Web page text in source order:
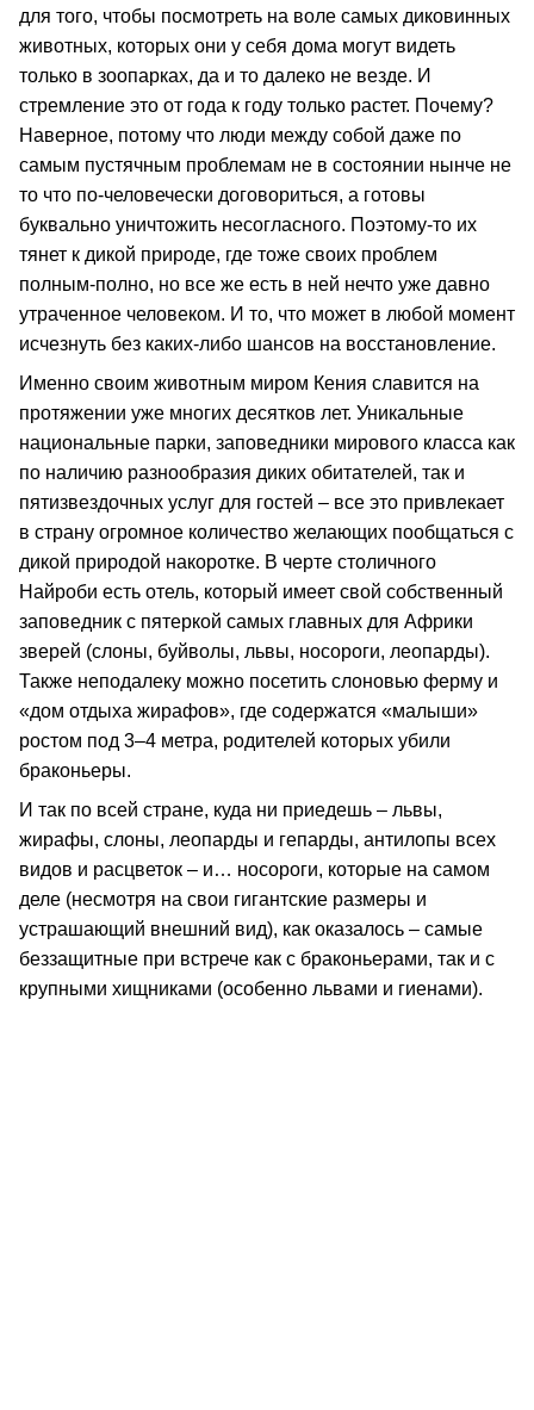
для того, чтобы посмотреть на воле самых диковинных
животных, которых они у себя дома могут видеть
только в зоопарках, да и то далеко не везде. И
стремление это от года к году только растет. Почему?
Наверное, потому что люди между собой даже по
самым пустячным проблемам не в состоянии нынче не
то что по-человечески договориться, а готовы
буквально уничтожить несогласного. Поэтому-то их
тянет к дикой природе, где тоже своих проблем
полным-полно, но все же есть в ней нечто уже давно
утраченное человеком. И то, что может в любой момент
исчезнуть без каких-либо шансов на восстановление.
Именно своим животным миром Кения славится на
протяжении уже многих десятков лет. Уникальные
национальные парки, заповедники мирового класса как
по наличию разнообразия диких обитателей, так и
пятизвездочных услуг для гостей – все это привлекает
в страну огромное количество желающих пообщаться с
дикой природой накоротке. В черте столичного
Найроби есть отель, который имеет свой собственный
заповедник с пятеркой самых главных для Африки
зверей (слоны, буйволы, львы, носороги, леопарды).
Также неподалеку можно посетить слоновью ферму и
«дом отдыха жирафов», где содержатся «малыши»
ростом под 3–4 метра, родителей которых убили
браконьеры.
И так по всей стране, куда ни приедешь – львы,
жирафы, слоны, леопарды и гепарды, антилопы всех
видов и расцветок – и… носороги, которые на самом
деле (несмотря на свои гигантские размеры и
устрашающий внешний вид), как оказалось – самые
беззащитные при встрече как с браконьерами, так и с
крупными хищниками (особенно львами и гиенами).